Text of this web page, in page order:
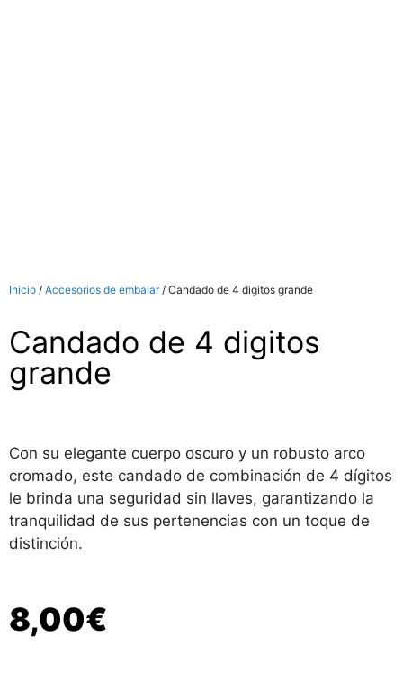
Inicio / Accesorios de embalar/ Candado de 4 digitos grande
Candado de 4 digitos
grande
Con su elegante cuerpo oscuro y un robusto arco
cromado, este candado de combinación de 4 dígitos
le brinda una seguridad sin llaves, garantizando la
tranquilidad de sus pertenencias con un toque de
distinción.
8,00€